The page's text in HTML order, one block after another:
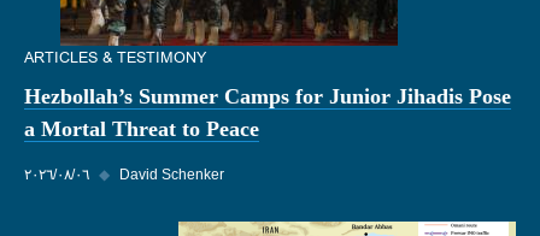
ARTICLES & TESTIMONY
Hezbollah’s Summer Camps for Junior Jihadis Pose
a Mortal Threat to Peace
٠٦‏/٠٨‏/٢٠٢٦ ◆ David Schenker